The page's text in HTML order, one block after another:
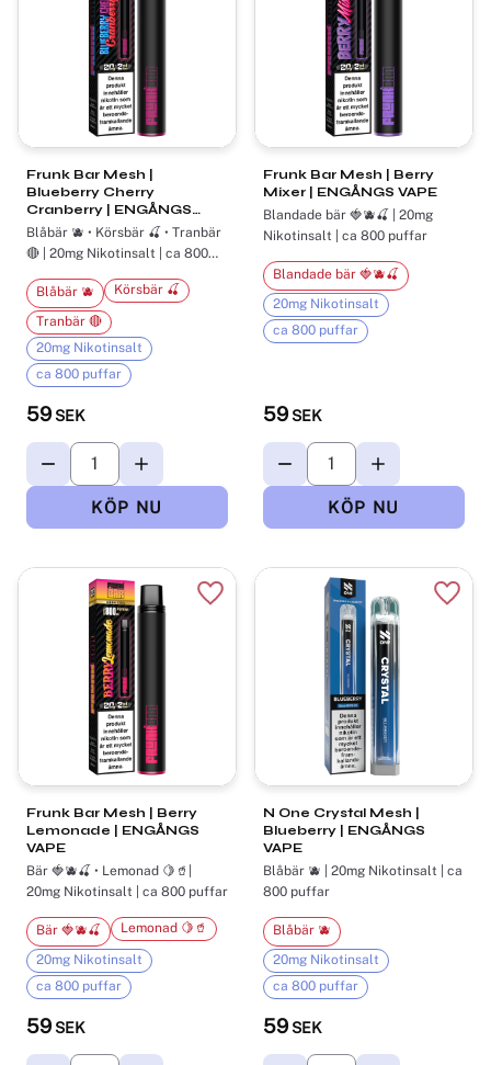
Frunk Bar Mesh |
Blueberry Cherry
Cranberry | ENGÅNGS
VAPE
Blåbär 🫐 • Körsbär 🍒 • Tranbär
🔴 | 20mg Nikotinsalt | ca 800
59 SEK
Blåbär 🫐 Körsbär 🍒
Tranbär 🔴
20mg Nikotinsalt
ca 800 puffar
Frunk Bar Mesh | Berry
Mixer | ENGÅNGS VAPE
Blandade bär 🍓🫐🍒 | 20mg
Nikotinsalt | ca 800 puffar
59 SEK
Blandade bär 🍓🫐🍒
20mg Nikotinsalt
ca 800 puffar
Frunk Bar Mesh | Berry
Lemonade | ENGÅNGS
VAPE
Bär 🍓🫐🍒 • Lemonad 🍋🥤|
20mg Nikotinsalt | ca 800 puffar
59 SEK
Bär 🍓🫐🍒 Lemonad 🍋🥤
20mg Nikotinsalt
ca 800 puffar
Lägg till i favoriter
N One Crystal Mesh |
Blueberry | ENGÅNGS
VAPE
Blåbär 🫐 | 20mg Nikotinsalt | ca
800 puffar
59 SEK
Blåbär 🫐
20mg Nikotinsalt
ca 800 puffar